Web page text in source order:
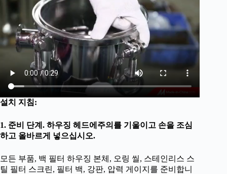
설치 지침:
1. 준비 단계. 하우징 헤드에주의를 기울이고 손을 조심
하고 올바르게 넣으십시오.
모든 부품, 백 필터 하우징 본체, 오링 씰, 스테인리스 스
틸 필터 스크린, 필터 백, 강판, 압력 게이지를 준비합니